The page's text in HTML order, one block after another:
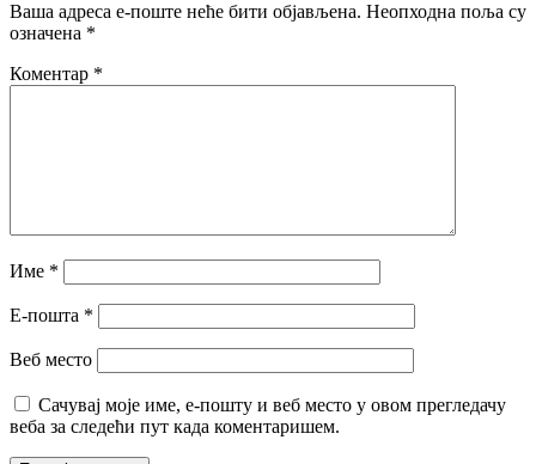
Ваша адреса е-поште неће бити објављена. Неопходна поља су
означена *
Коментар *
Име *
Е-пошта *
Веб место
Сачувај моје име, е-пошту и веб место у овом прегледачу
веба за следећи пут када коментаришем.